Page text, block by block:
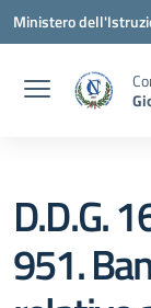
Vai ai contenuti
Vai al menu di
Vai al footer
Ministero
D.D.G.
951.